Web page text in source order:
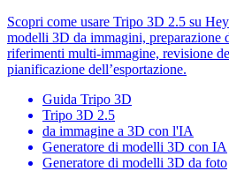
Scopri come usare Tripo 3D 2.5 su
modelli 3D da immagini, preparazione
riferimenti multi-immagine, revisione
pianificazione dell’esportazione.
Guida Tripo 3D
Tripo 3D 2.5
da immagine a 3D con l'IA
Generatore di modelli 3D con IA
Generatore di modelli 3D da foto